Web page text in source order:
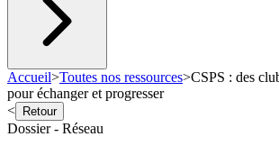
Accueil>Toutes nos ressources>CSPS : des
pour échanger et progresser
<
Retour
Dossier - Réseau